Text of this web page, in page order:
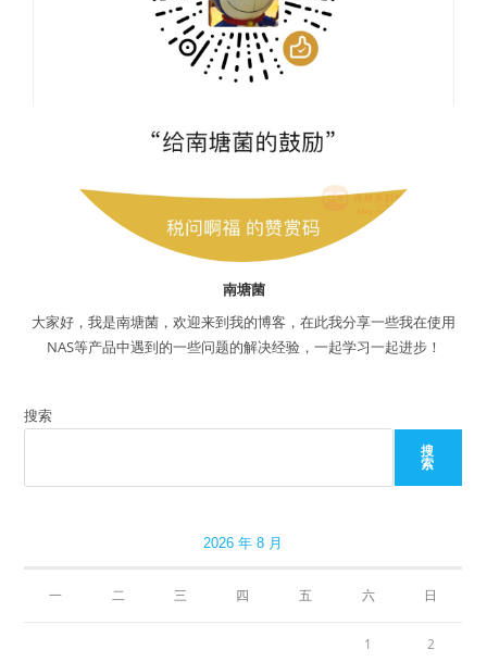
南塘菌
大家好，我是南塘菌，欢迎来到我的博客，在此我分享一些我在使用
NAS等产品中遇到的一些问题的解决经验，一起学习一起进步！
搜索
搜
索
2026 年 8 月
一 二 三 四 五 六 日
1 2